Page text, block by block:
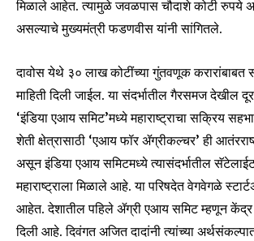
SUBSCRIBERS and be
conversation.
To subscribe, simply enter your email
or click the subscribe button below. Don't
your privacy and won't spam your inbox.
safe with us.
SUBSCRIBE
मिळाले आहेत. त्यामुळे जवळपास चौदाशे कोटी रुपये
असल्याचे मुख्यमंत्री फडणवीस यांनी सांगितले.
दावोस येथे ३० लाख कोटींच्या गुंतवणूक करारांबाबत
माहिती दिली जाईल. या संदर्भातील गैरसमज देखील
‘इंडिया एआय समिट’मध्ये महाराष्ट्राचा सक्रिय
शेती क्षेत्रासाठी ‘एआय फॉर ॲग्रीकल्चर’ ही
असून इंडिया एआय समिटमध्ये त्यासंदर्भातील
महाराष्ट्राला मिळाले आहे. या परिषदेत वेगवेगळे
आहेत. देशातील पहिले ॲग्री एआय समिट म्हणून केंद्र
दिली आहे. दिवंगत अजित दादांनी त्यांच्या